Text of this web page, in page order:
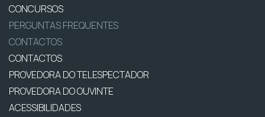
CONCURSOS
PERGUNTAS FREQUENTES
CONTACTOS
CONTACTOS
PROVEDORA DO TELESPECTADOR
PROVEDORA DO OUVINTE
ACESSIBILIDADES